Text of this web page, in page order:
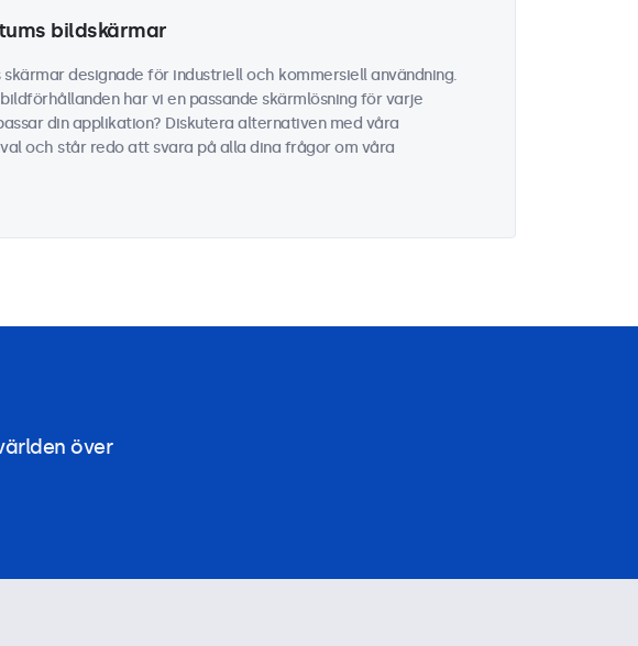
bildskärmar
designade för industriell och kommersiell användning.
har vi en passande skärmlösning för varje
din applikation? Diskutera alternativen med våra
och står redo att svara på alla dina frågor om våra
över